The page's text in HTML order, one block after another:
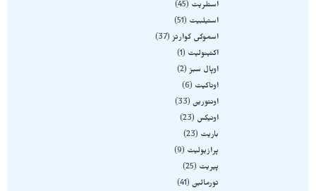
استلریت
45
استیلبیت
51
اسموکی کوارتز
37
اکتینولیت
1
اوپال سبز
2
اوناکیت
6
اونتورین 33
اونیکس
23
باریت
23
پرازیولیت
9
پیریت
25
تورمالین 41